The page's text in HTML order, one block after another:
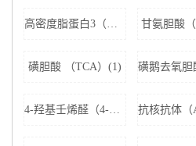
高密度脂蛋白3（HDL3）(1) 甘氨胆酸
磺胆酸 （TCA）(1)
4-羟基壬烯醛（4-HNE）(1)